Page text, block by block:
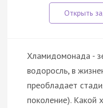
Хламидомонада -
водоросль, в
преобладает
поколение). Какой